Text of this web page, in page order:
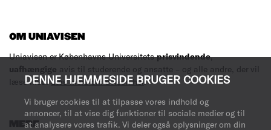
DENNE HJEMMESIDE BRUGER COOKIES
Vi bruger cookies til at tilpasse vores indhold og
annoncer, til at vise dig funktioner til sociale medier og til
at analysere vores trafik. Vi deler også oplysninger om din
OM UNIAVISEN
Uniavisen er Københavns Universitetsprisvindende,
uafhængige avis til studerende og ansatte – og alle andre, der vil
læse med.Læs mere om avisen her.
MERE